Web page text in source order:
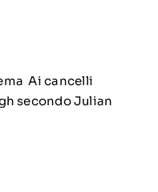
Ai cancelli
secondo Julian